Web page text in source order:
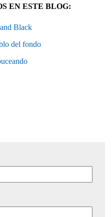
EN ESTE BLOG:
Black
del fondo